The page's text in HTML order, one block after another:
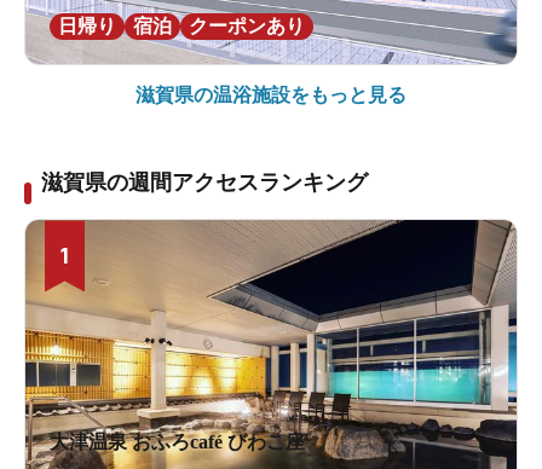
日帰り 宿泊 クーポンあり
滋賀県の温浴施設をもっと見る
滋賀県の週間アクセスランキング
1
大津温泉 おふろcafé びわこ座